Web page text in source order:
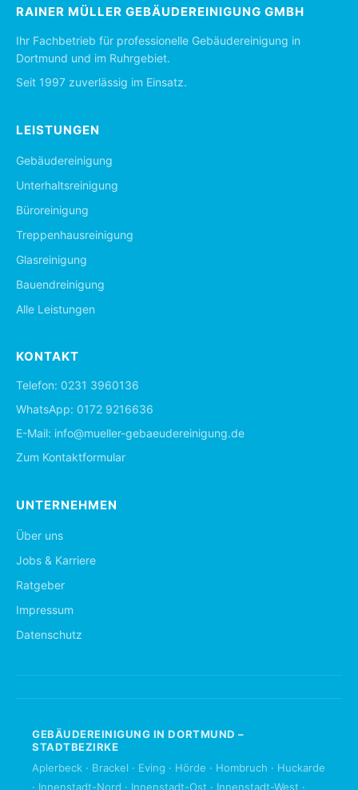
RAINER MÜLLER GEBÄUDEREINIGUNG GMBH
Ihr Fachbetrieb für professionelle Gebäudereinigung in
Dortmund und im Ruhrgebiet.
Seit 1997 zuverlässig im Einsatz.
LEISTUNGEN
Gebäudereinigung
Unterhaltsreinigung
Büroreinigung
Treppenhausreinigung
Glasreinigung
Bauendreinigung
Alle Leistungen
KONTAKT
Telefon: 0231 3960136
WhatsApp: 0172 9216636
E-Mail: info@mueller-gebaeudereinigung.de
Zum Kontaktformular
UNTERNEHMEN
Über uns
Jobs & Karriere
Ratgeber
Impressum
Datenschutz
GEBÄUDEREINIGUNG IN DORTMUND –
STADTBEZIRKE
Aplerbeck · Brackel · Eving · Hörde · Hombruch · Huckarde
· Innenstadt-Nord · Innenstadt-Ost · Innenstadt-West ·